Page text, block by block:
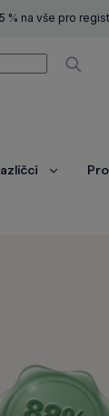
% na vše pro
Zobrazit